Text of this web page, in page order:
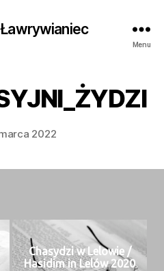
Menu
2022
Chasy­dzi w Lelowie /
Hasidim in Lelów 2020